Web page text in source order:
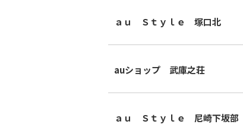
ａｕ Ｓｔｙｌｅ 塚口北
auショップ 武庫之荘
ａｕ Ｓｔｙｌｅ 尼崎下坂部